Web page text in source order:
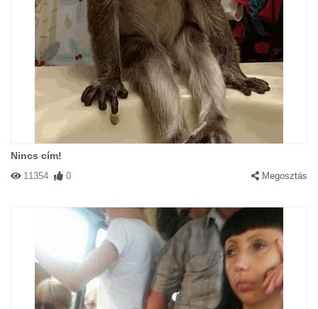
Nincs cím!
11354 0 Megosztás